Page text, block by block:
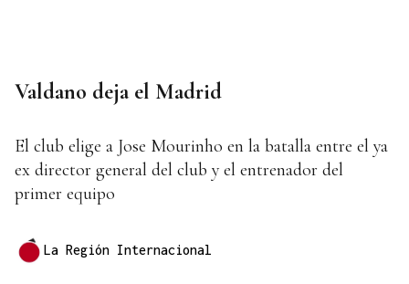
Valdano deja el Madrid
El club elige a Jose Mourinho en la batalla entre el ya
ex director general del club y el entrenador del
primer equipo
La Región Internacional